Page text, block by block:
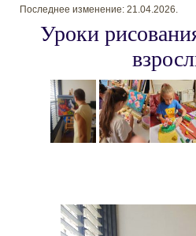
Последнее изменение: 21.04.2026.
Уроки